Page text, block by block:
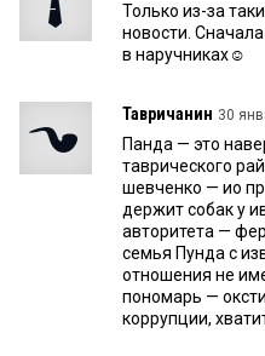
Только из-за
новости.
в наручниках☺
Тавричанин 30
Панда — это
таврического
шевченко — ио
держит собак у
авторитета —
семья Пунда с
отношения не
пономарь —
коррупции,